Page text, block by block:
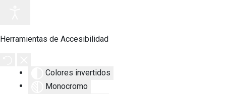
Herramientas de Accesibilidad
Colores invertidos
Monocromo